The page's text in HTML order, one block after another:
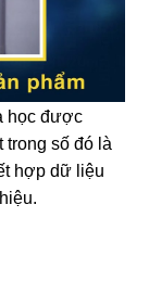
học được
trong số đó là
hợp dữ liệu